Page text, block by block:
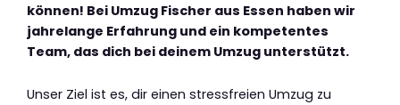
können! Bei Umzug Fischer aus Essen haben wir
jahrelange Erfahrung und ein kompetentes
Team, das dich bei deinem Umzug unterstützt.
Unser Ziel ist es, dir einen stressfreien Umzug zu